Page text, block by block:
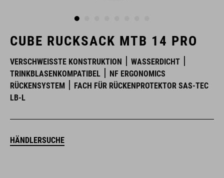
CUBE RUCKSACK MTB 14 PRO
VERSCHWEISSTE KONSTRUKTION
WASSERDICHT
TRINKBLASENKOMPATIBEL
NF ERGONOMICS
RÜCKENSYSTEM
FACH FÜR RÜCKENPROTEKTOR SAS-TEC
LB-L
HÄNDLERSUCHE